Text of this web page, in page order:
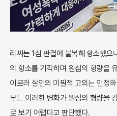
리씨는 1심 판결에 불복해 항소했
의 항소를 기각하며 원심의 형량을
이르러 살인의 미필적 고의는 인정
부는 이러한 변화가 원심의 형량을
로 보기 어렵다고 판단했다.